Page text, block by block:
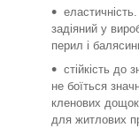
задіяний у
перил і
стійкість до
не боїться
кленових
для житлових